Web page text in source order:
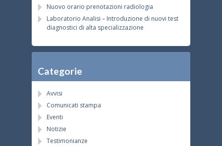
Nuovo orario prenotazioni radiologia
Laboratorio Analisi – Introduzione di nuovi test
diagnostici di alta specializzazione
Categorie
Avvisi
Comunicati stampa
Eventi
Notizie
Testimonianze